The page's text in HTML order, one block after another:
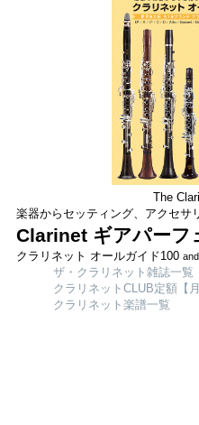
The
楽器からセッティング、アクセサ
Clarinet ギアパーフ
クラリネット オールガイド100
ザ・クラリネット雑誌一覧
クラリネットCLUB定額【
クラリネット楽譜一覧